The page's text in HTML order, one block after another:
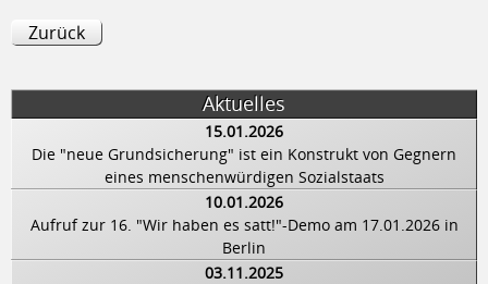
Zurück
Aktuelles
15.01.2026
Die "neue Grundsicherung" ist ein Konstrukt von Gegnern
eines menschenwürdigen Sozialstaats
10.01.2026
Aufruf zur 16. "Wir haben es satt!"-Demo am 17.01.2026 in
Berlin
03.11.2025